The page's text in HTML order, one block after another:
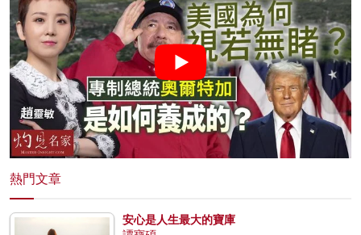
熱門文章
安心是人生最大的寶庫